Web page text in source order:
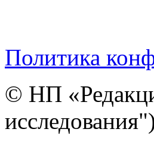
Политика
© НП